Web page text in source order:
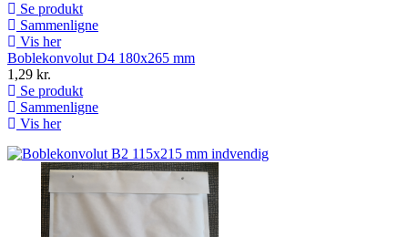
Se produkt
Sammenligne
Vis her
Boblekonvolut D4 180x265 mm
1,29 kr.
Se produkt
Sammenligne
Vis her